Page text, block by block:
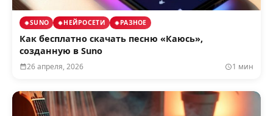
SUNO НЕЙРОСЕТИ РАЗНОЕ
Как бесплатно скачать песню «Каюсь»,
созданную в Suno
26 апреля, 2026 1 мин